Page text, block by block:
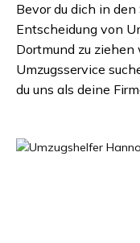
Bevor du dich in
Entscheidung von
Dortmund zu ziehen
Umzugsservice
du uns als deine